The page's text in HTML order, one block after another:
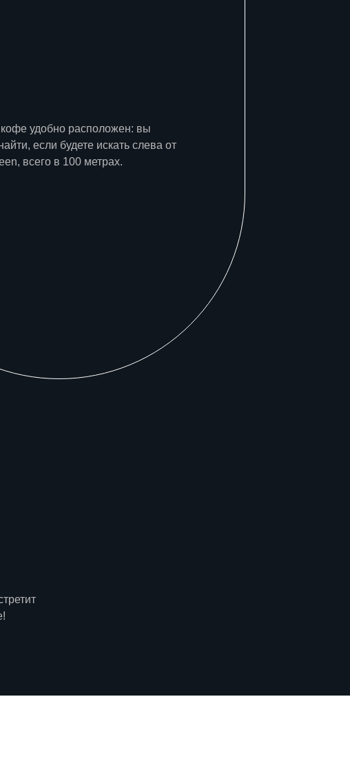
удобно расположен: вы
если будете искать слева от
всего в 100 метрах.